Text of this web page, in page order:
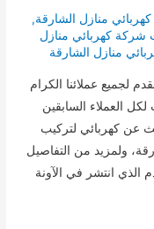
منازل الشارقة,
شركة كهربائي منازل
منازل الشارقة
لجميع عملائنا الكرام
العملاء السابقين
عن كهربائي لتركيب
ولمزيد من التفاصيل
الذي انتشر في الآونة